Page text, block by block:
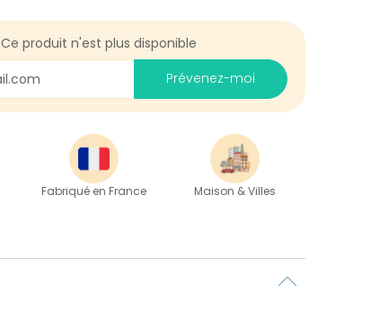
Ce produit n'est plus disponible
Prévenez-moi
Fabriqué en France Maison & Villes